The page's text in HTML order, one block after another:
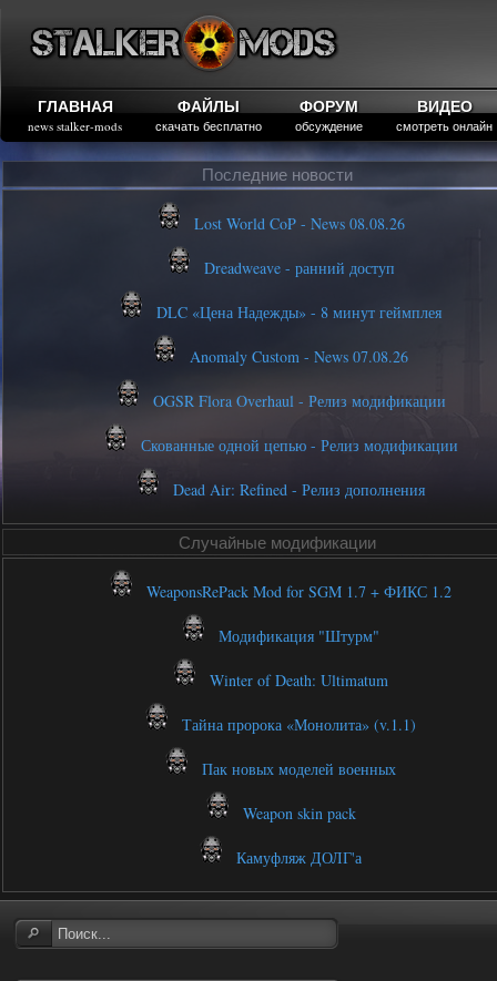
ГЛАВНАЯ
news stalker-mods
ФАЙЛЫ
скачать бесплатно
ФОРУМ
обсуждение
ВИДЕО
смотреть онлайн
Последние новости
Lost World CoP - News 08.08.26
Dreadweave - ранний доступ
DLC «Цена Надежды» - 8 минут геймплея
Anomaly Custom - News 07.08.26
OGSR Flora Overhaul - Релиз модификации
Скованные одной цепью - Релиз модификации
Dead Air: Refined - Релиз дополнения
Случайные модификации
WeaponsRePack Mod for SGM 1.7 + ФИКС 1.2
Модификация "Штурм"
Winter of Death: Ultimatum
Тайна пророка «Монолита» (v.1.1)
Пак новых моделей военных
Weapon skin pack
Камуфляж ДОЛГ'а